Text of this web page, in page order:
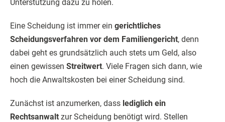
Unterstützung dazu zu holen.
Eine Scheidung ist immer ein gerichtliches
Scheidungsverfahren vor dem Familiengericht, denn
dabei geht es grundsätzlich auch stets um Geld, also
einen gewissen Streitwert. Viele Fragen sich dann, wie
hoch die Anwaltskosten bei einer Scheidung sind.
Zunächst ist anzumerken, dass lediglich ein
Rechtsanwalt zur Scheidung benötigt wird. Stellen